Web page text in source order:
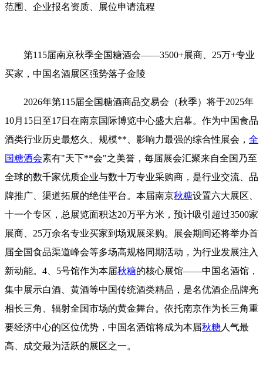
范围、企业报名资质、展位申请流程
第115届南京秋季全国糖酒会——3500+展商、25万+专业
买家，中国名酒展区强势落子金陵
2026年第115届全国糖酒商品交易会 （秋季）将于2025年
10月15日至17日在南京国际博览中心盛大启幕。作为中国食品
酒类行业历史最悠久、规模**、影响力最强的综合性展会， 全
国糖酒会素有"天下**会"之美誉，每届展会汇聚来自全国乃至
全球的数千家优质企业与数十万专业采购商，是行业交流、品
牌推广、渠道拓展的绝佳平台。本届南京秋糖设置六大展区、
十一个专区，总展览面积达20万平方米，预计吸引超过3500家
展商、25万余名专业买家到场观展采购。展会期间还将举办首
届全国食品渠道峰会等多场高规格同期活动，为行业发展注入
新动能。4、5号馆作为本届秋糖的核心展馆——中国名酒馆，
集中展示白酒、黄酒等中国传统酒类精品，是名优酒企品牌亮
相长三角、辐射全国市场的黄金舞台。依托南京作为长三角重
要经济中心的区位优势，中国名酒馆将成为本届秋糖人气最
高、成交最为活跃的展区之一。